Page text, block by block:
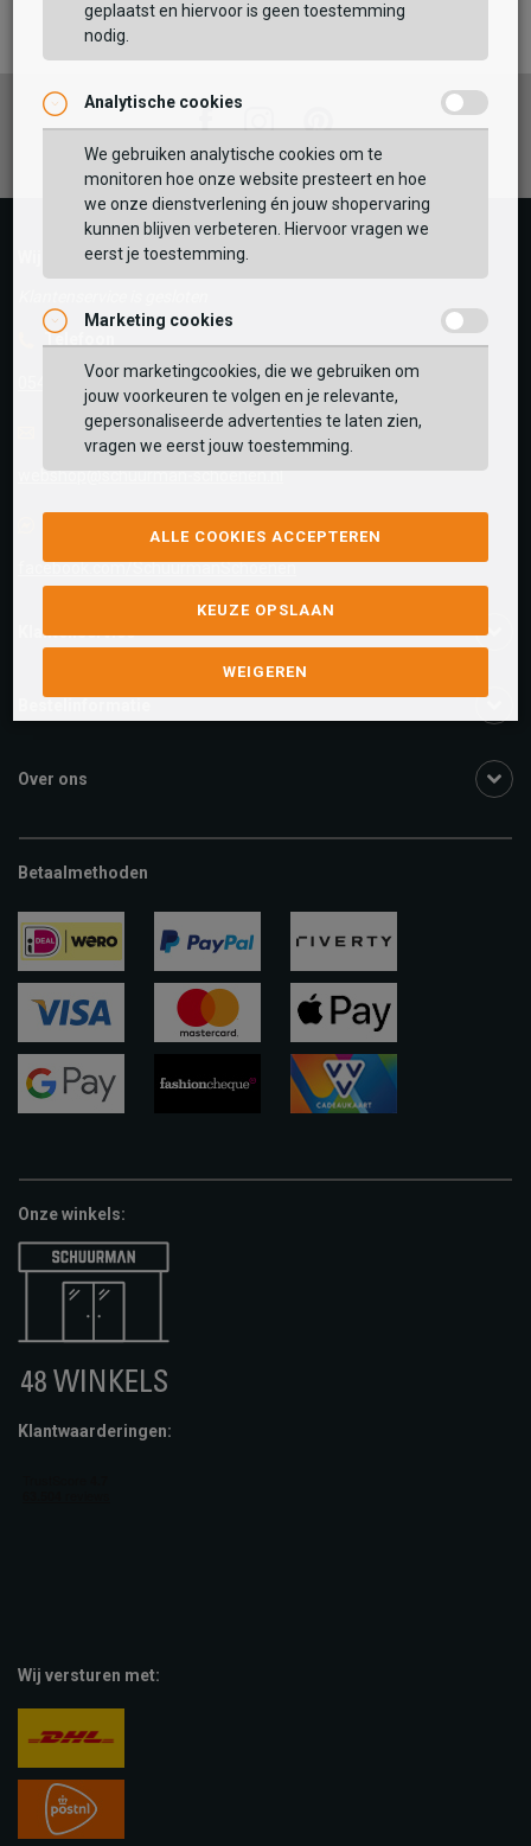
TOEVOEGEN AAN WINKELTAS
GEBRUIK MIJN LOCATIE
Zoek op postcode of gebruik jouw locatie om de
voorraad in een van onze winkels te bekijken.
BEKIJK WINKELTAS
VERDER WINKELEN
Vaak samen gekocht met
Wij helpen je graag!
Telefoon
0545-280081
E-mail Antwoord binnen 24 uur
webshop@schuurman-schoenen.nl
facebook.com/SchuurmanSchoenen
Klantenservice
Over ons
Betaalmethoden
ideal paypal riverty
visa
apple-
pay
Onze winkels:
Klantwaarderingen:
Wij versturen met:
geplaatst en hiervoor is geen toestemming
nodig.
Analytische cookies
We gebruiken analytische cookies om te
monitoren hoe onze website presteert en hoe
we onze dienstverlening én jouw shopervaring
kunnen blijven verbeteren. Hiervoor vragen we
eerst je toestemming.
Marketing cookies
Voor marketingcookies, die we gebruiken om
jouw voorkeuren te volgen en je relevante,
gepersonaliseerde advertenties te laten zien,
vragen we eerst jouw toestemming.
ALLE COOKIES ACCEPTEREN
KEUZE OPSLAAN
WEIGEREN